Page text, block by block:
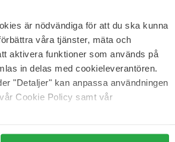
är nödvändiga för att du ska kunna
våra tjänster, mäta och
aktivera funktioner som används på
in delas med cookieleverantören.
"Detaljer" kan anpassa användningen
Cookie Policy samt vår
Revlon Professional
Nutri Color
112 zł